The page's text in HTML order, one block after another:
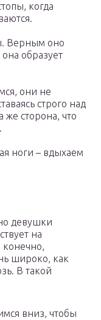
когда
Верным оно
образует
они не
строго над
же сторона, что
ноги – вдыхаем
девушки
на
широко, как
В такой
вниз, чтобы